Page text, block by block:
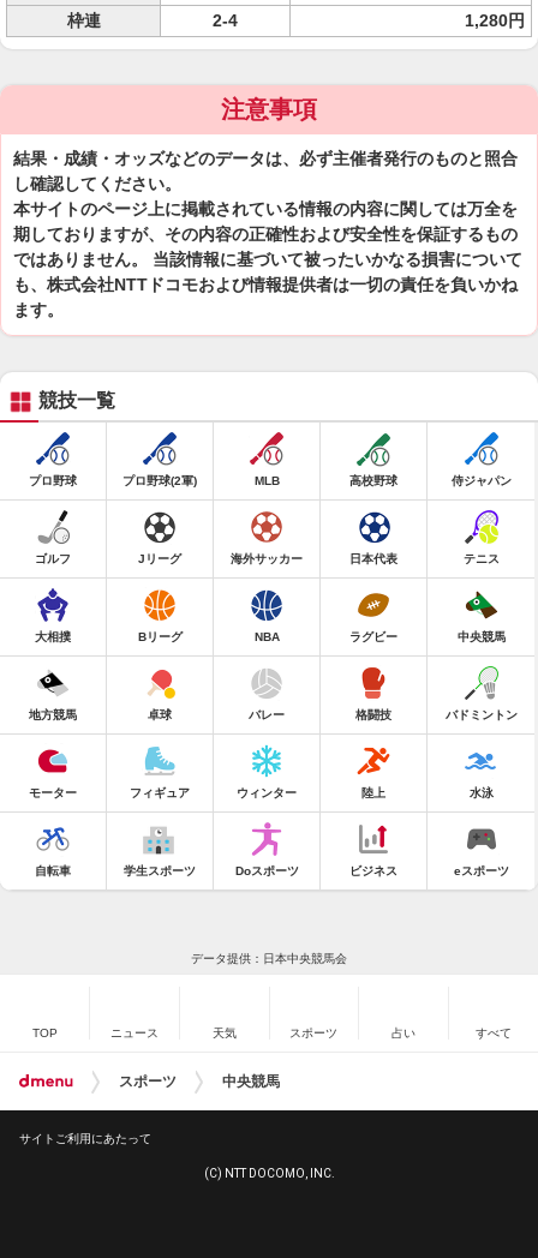
枠連
2-4 1,280円
注意事項
結果・成績・オッズなどのデータは、必ず主催者発行のものと照合
し確認してください。
本サイトのページ上に掲載されている情報の内容に関しては万全を
期しておりますが、その内容の正確性および安全性を保証するもの
ではありません。 当該情報に基づいて被ったいかなる損害について
も、株式会社NTTドコモおよび情報提供者は一切の責任を負いかね
ます。
競技一覧
プロ野球 プロ野球(2軍) MLB 高校野球 侍ジャパン
ゴルフ Jリーグ 海外サッカー 日本代表 テニス
大相撲 Bリーグ NBA ラグビー 中央競馬
地方競馬 卓球 バレー 格闘技 バドミントン
モーター フィギュア ウィンター 陸上 水泳
自転車 学生スポーツ Doスポーツ ビジネス eスポーツ
データ提供：日本中央競馬会
TOP ニュース 天気 スポーツ 占い すべて
スポーツ 中央競馬
サイトご利用にあたって
(C) NTT DOCOMO, INC.